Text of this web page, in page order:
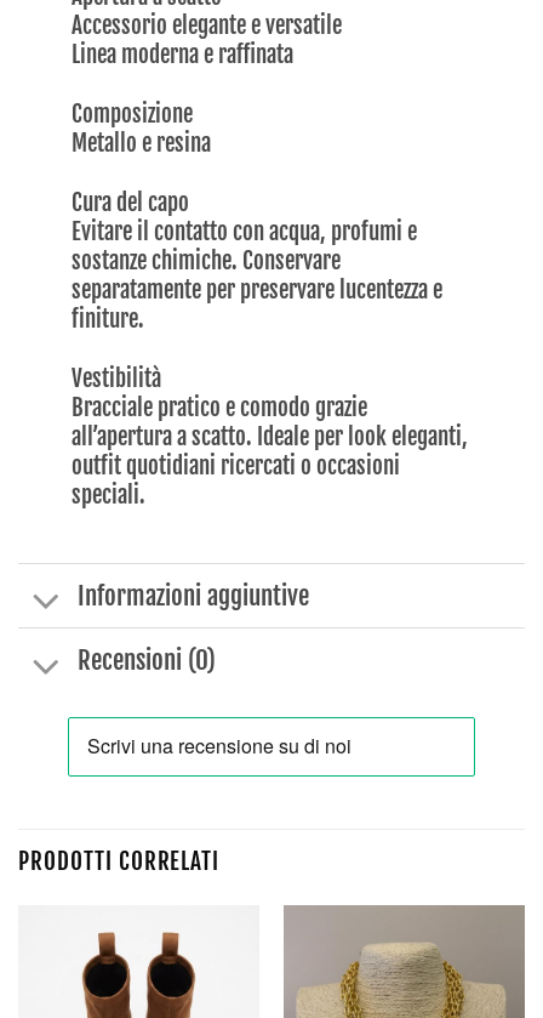
Accessorio elegante e versatile
Linea moderna e raffinata
Composizione
Metallo e resina
Cura del capo
Evitare il contatto con acqua, profumi e
sostanze chimiche. Conservare
separatamente per preservare lucentezza e
finiture.
Vestibilità
Bracciale pratico e comodo grazie
all’apertura a scatto. Ideale per look eleganti,
outfit quotidiani ricercati o occasioni
speciali.
Informazioni aggiuntive
Recensioni (0)
PRODOTTI CORRELATI